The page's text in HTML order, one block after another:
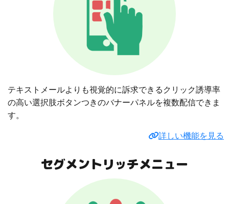
テキストメールよりも視覚的に訴求できるクリック誘導率
の高い選択肢ボタンつきのバナーパネルを複数配信できま
す。
詳しい機能を見る
セグメントリッチメニュー